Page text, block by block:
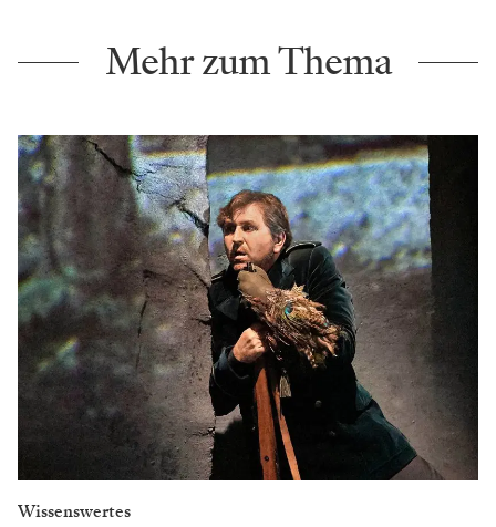
Mehr zum Thema
Wissenswertes